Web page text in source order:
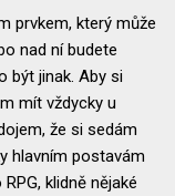
prvkem, který může
nad ní budete
být jinak. Aby si
mít vždycky u
že si sedám
hlavním postavám
klidně nějaké